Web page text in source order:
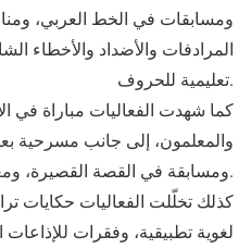
ومسابقات في الخط العربي،
المرادفات والأضداد والأخطاء
تعليمية للحروف.
كما شهدت الفعاليات مباراة في
والمعلمون، إلى جانب مسرحية
ومسابقة في القصة القصيرة، ومعارض فنية، ومناظرات فكرية.
كذلك تخلّلت الفعاليات حكايات
لغوية تطبيقية، وفقرات